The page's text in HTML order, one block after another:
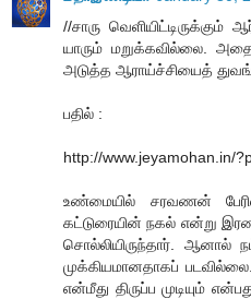
//சாரு வெளியிட்டிருக்கும்
யாரும் மறுக்கவில்லை. அதை
அடுத்த ஆராய்ச்சியைத்
பதில் :
http://www.jeyamohan.in/
உண்மையில் சரவணன்
கட்டுரையின் நகல் என்று
சொல்லியிருந்தார்.
முக்கியமானதாகப்
என்மீது திருப்ப முடியும்